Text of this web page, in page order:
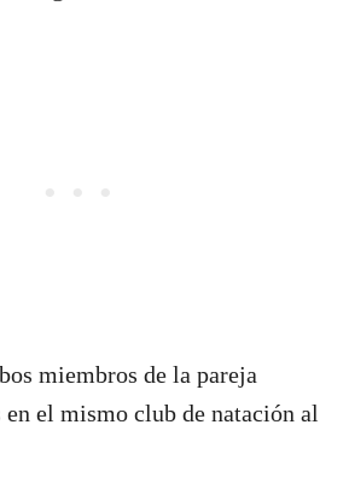
miembros de la pareja
el mismo club de natación al